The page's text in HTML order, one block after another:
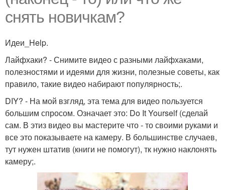
снять новичкам?
Идеи_Help.
Лайфхаки? - Снимите видео с разными лайфхаками,
полезностями и идеями для жизни, полезные советы, как
правило, такие видео набирают популярность;.
DIY? - На мой взгляд, эта тема для видео пользуется
большим спросом. Означает это: Do It Yourself (сделай
сам. В этиз видео вы мастерите что - то своими руками и
все это показываете на камеру. В большинстве случаев,
тут нужен штатив (книги не помогут), тк нужно наклонять
камеру;.